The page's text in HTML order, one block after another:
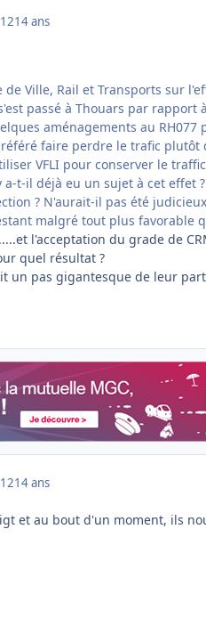
14 ans
Ville, Rail et Transports sur
passé à Thouars par rapport
aménagements au
faire perdre le trafic plutôt
VFLI pour conserver le
a-t-il déjà eu un sujet à cet effet
? N'aurait-il pas été
malgré tout plus favorable
l'acceptation du grade de
quel résultat ?
un pas gigantesque de leur
14 ans
et au bout d'un moment, ils